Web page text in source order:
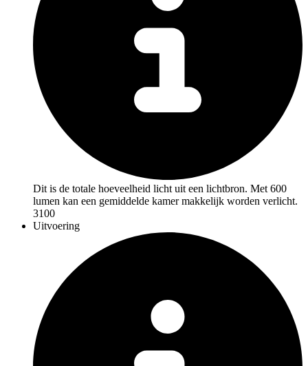
Dit is de totale hoeveelheid licht uit een lichtbron. Met 600
lumen kan een gemiddelde kamer makkelijk worden verlicht.
3100
Uitvoering